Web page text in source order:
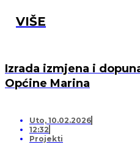
VIŠE
Izrada izmjena i
Općine Marina
Uto, 10.02.2026
12:32
Projekti